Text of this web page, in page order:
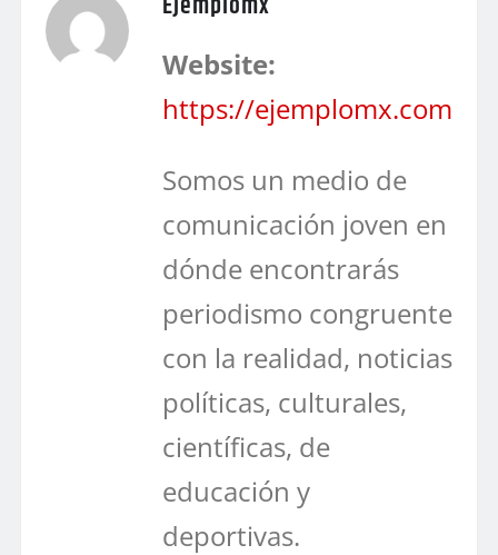
Website:
https://ejemplomx.com
Somos un medio de
comunicación joven en
dónde encontrarás
periodismo congruente
con la realidad, noticias
políticas, culturales,
científicas, de
educación y
deportivas.